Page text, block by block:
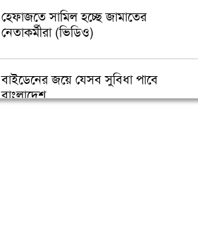
হেফাজতে সামিল হচ্ছে জামাতের
নেতাকর্মীরা (ভিডিও)
বাইডেনের জয়ে যেসব সুবিধা পাবে
বাংলাদেশ